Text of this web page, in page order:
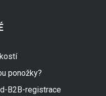
ponožky?
B2B-registrace